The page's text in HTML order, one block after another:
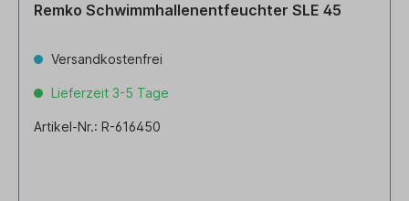
Remko Schwimmhallenentfeuchter SLE 45
Versandkostenfrei
Lieferzeit 3-5 Tage
Artikel-Nr.: R-616450